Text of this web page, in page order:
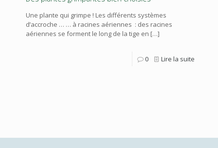
Une plante qui grimpe ! Les différents systèmes
d’accroche … … à racines aériennes : des racines
aériennes se forment le long de la tige en […]
0 Lire la suite